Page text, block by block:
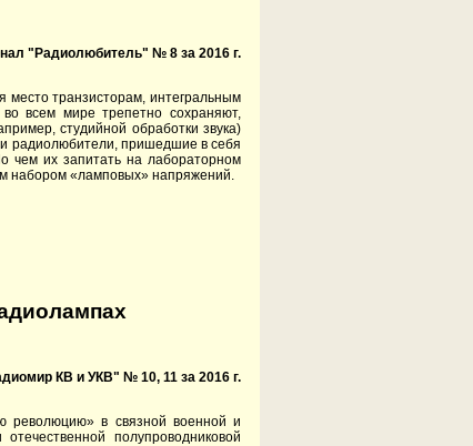
"Радиолюбитель" № 8 за 2016 г.
место транзисторам, интегральным
всем мире трепетно сохраняют,
студийной обработки звука)
и радиолюбители, пришедшие в себя
чем их запитать на лабораторном
набором «ламповых» напряжений.
КВ и УКВ" № 10, 11 за 2016 г.
революцию» в связной военной и
полупроводниковой